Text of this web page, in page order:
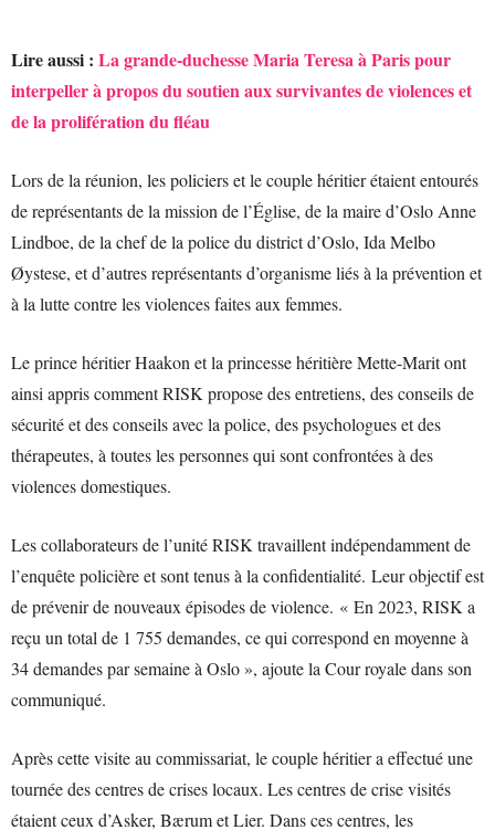
Lire aussi : La grande-duchesse Maria Teresa à Paris pour
interpeller à propos du soutien aux survivantes de violences et
de la prolifération du fléau
Lors de la réunion, les policiers et le couple héritier étaient entourés
de représentants de la mission de l’Église, de la maire d’Oslo Anne
Lindboe, de la chef de la police du district d’Oslo, Ida Melbo
Øystese, et d’autres représentants d’organisme liés à la prévention et
à la lutte contre les violences faites aux femmes.
Le prince héritier Haakon et la princesse héritière Mette-Marit ont
ainsi appris comment RISK propose des entretiens, des conseils de
sécurité et des conseils avec la police, des psychologues et des
thérapeutes, à toutes les personnes qui sont confrontées à des
violences domestiques.
Les collaborateurs de l’unité RISK travaillent indépendamment de
l’enquête policière et sont tenus à la confidentialité. Leur objectif est
de prévenir de nouveaux épisodes de violence. « En 2023, RISK a
reçu un total de 1 755 demandes, ce qui correspond en moyenne à
34 demandes par semaine à Oslo », ajoute la Cour royale dans son
communiqué.
Après cette visite au commissariat, le couple héritier a effectué une
tournée des centres de crises locaux. Les centres de crise visités
étaient ceux d’Asker, Bærum et Lier. Dans ces centres, les